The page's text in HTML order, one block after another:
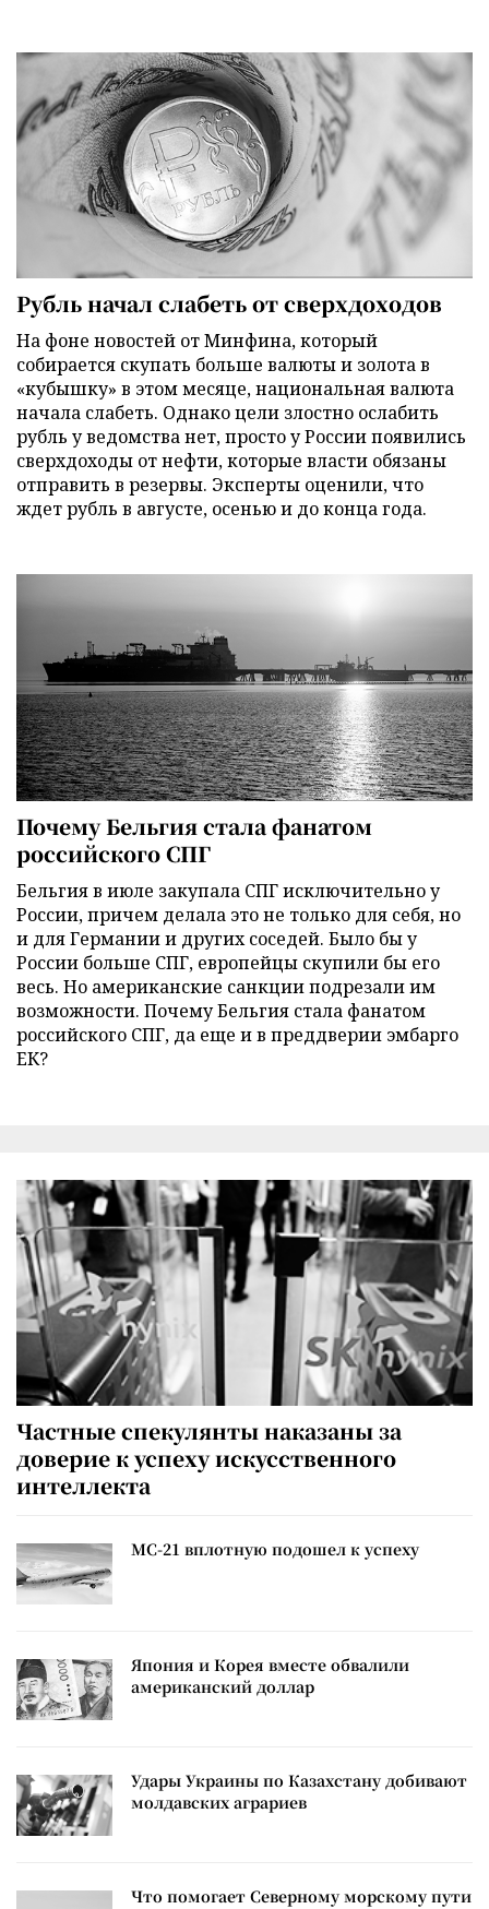
Рубль начал слабеть от сверхдоходов
На фоне новостей от Минфина, который
собирается скупать больше валюты и золота в
«кубышку» в этом месяце, национальная валюта
начала слабеть. Однако цели злостно ослабить
рубль у ведомства нет, просто у России появились
сверхдоходы от нефти, которые власти обязаны
отправить в резервы. Эксперты оценили, что
ждет рубль в августе, осенью и до конца года.
Почему Бельгия стала фанатом
российского СПГ
Бельгия в июле закупала СПГ исключительно у
России, причем делала это не только для себя, но
и для Германии и других соседей. Было бы у
России больше СПГ, европейцы скупили бы его
весь. Но американские санкции подрезали им
возможности. Почему Бельгия стала фанатом
российского СПГ, да еще и в преддверии эмбарго
ЕК?
Частные спекулянты наказаны за
доверие к успеху искусственного
интеллекта
МС-21 вплотную подошел к успеху
Япония и Корея вместе обвалили
американский доллар
Удары Украины по Казахстану добивают
молдавских аграриев
Что помогает Северному морскому пути